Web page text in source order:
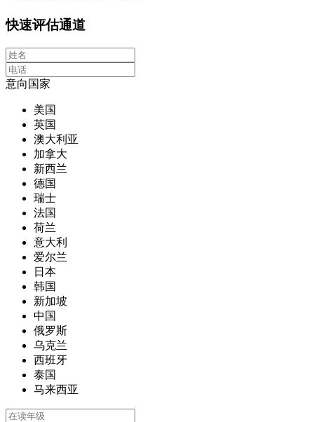
快速评估通道
意向国家
美国
英国
澳大利亚
加拿大
新西兰
德国
瑞士
法国
荷兰
意大利
爱尔兰
日本
韩国
新加坡
中国
俄罗斯
乌克兰
西班牙
泰国
马来西亚